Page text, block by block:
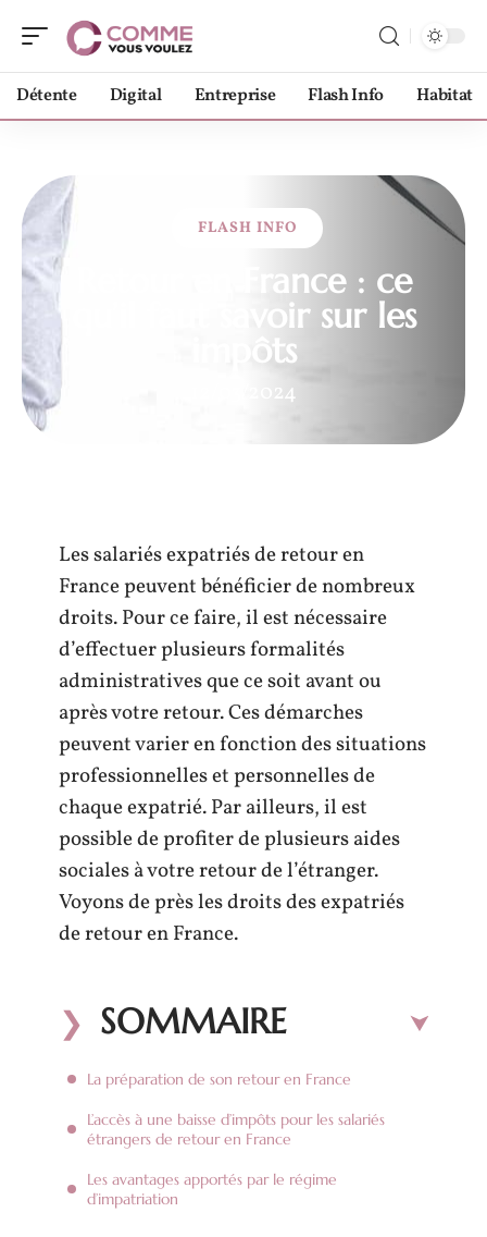
Détente Digital Entreprise Flash Info Habitat
FLASH INFO
Retour en France : ce
qu’il faut savoir sur les
impôts
12/03/2024
Les salariés expatriés de retour en
France peuvent bénéficier de nombreux
droits. Pour ce faire, il est nécessaire
d’effectuer plusieurs formalités
administratives que ce soit avant ou
après votre retour. Ces démarches
peuvent varier en fonction des situations
professionnelles et personnelles de
chaque expatrié. Par ailleurs, il est
possible de profiter de plusieurs aides
sociales à votre retour de l’étranger.
Voyons de près les droits des expatriés
de retour en France.
SOMMAIRE
La préparation de son retour en France
L’accès à une baisse d’impôts pour les salariés
étrangers de retour en France
Les avantages apportés par le régime
d’impatriation